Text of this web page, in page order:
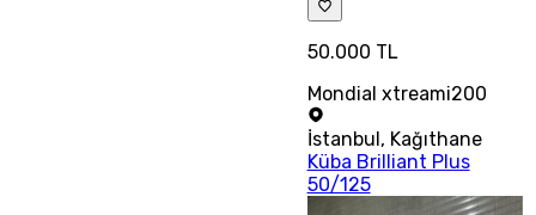
50.000 TL
Mondial xtreami200
İstanbul, Kağıthane
Küba Brilliant Plus
50/125